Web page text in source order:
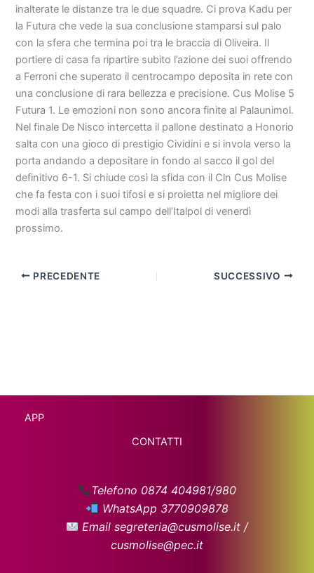
inalterate le distanze tra le due squadre. Ci prova Kadu per
la Futura che vede la sua conclusione stamparsi sul palo
con la sfera che termina poi tra le braccia di Oliveira. Il
portiere di casa fa ripartire subito l’azione dei suoi offrendo
a Ferroni che superato il centrocampo deposita in rete con
una conclusione di rara bellezza e precisione. Cus Molise 5
Futura 1. Le emozioni non sono ancora finite al Palaunimol.
Nel finale De Nisco intercetta il pallone destinato a Honorio
salta con una gioco di prestigio Cividini e si invola verso la
porta andando a depositare in fondo al sacco il gol del
definitivo 6-1. Si chiude così la sfida con il Cln Cus Molise
che fa festa con i suoi tifosi e si proietta nel migliore dei
modi alla trasferta sul campo dell’Italpol di venerdì
prossimo.
PRECEDENTE SUCCESSIVO
APP
CONTATTI
Telefono 0874 404981/980
WhatsApp 3770909878
Email segreteria@cusmolise.it /
cusmolise@pec.it